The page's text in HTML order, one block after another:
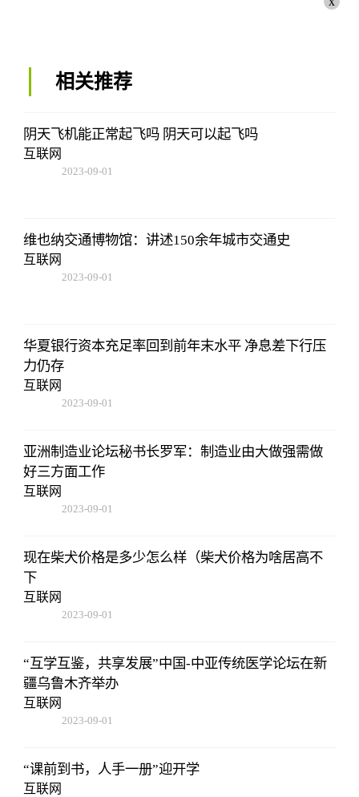
相关推荐
阴天飞机能正常起飞吗 阴天可以起飞吗
互联网
2023-09-01
维也纳交通博物馆：讲述150余年城市交通史
互联网
2023-09-01
华夏银行资本充足率回到前年末水平 净息差下行压
力仍存
互联网
2023-09-01
亚洲制造业论坛秘书长罗军：制造业由大做强需做
好三方面工作
互联网
2023-09-01
现在柴犬价格是多少怎么样（柴犬价格为啥居高不
下
互联网
2023-09-01
“互学互鉴，共享发展”中国-中亚传统医学论坛在新
疆乌鲁木齐举办
互联网
2023-09-01
“课前到书，人手一册”迎开学
互联网